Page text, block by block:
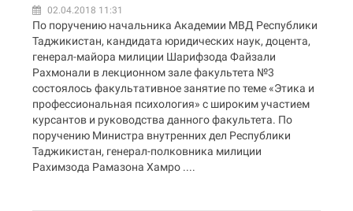
02.04.2018 11:31
По поручению начальника Академии МВД Республики
Таджикистан, кандидата юридических наук, доцента,
генерал-майора милиции Шарифзода Файзали
Рахмонали в лекционном зале факультета №3
состоялось факультативное занятие по теме «Этика и
профессиональная психология» с широким участием
курсантов и руководства данного факультета. По
поручению Министра внутренних дел Республики
Таджикистан, генерал-полковника милиции
Рахимзода Рамазона Хамро ....